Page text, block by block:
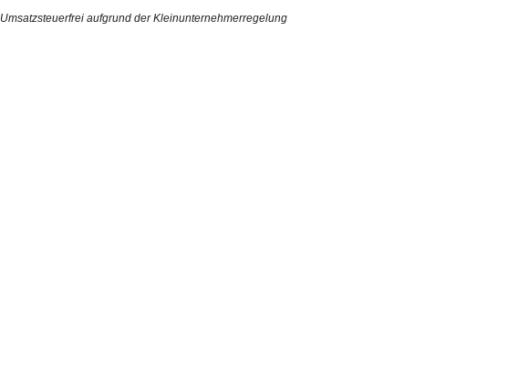
Umsatzsteuerfrei aufgrund der Kleinunternehmerregelung